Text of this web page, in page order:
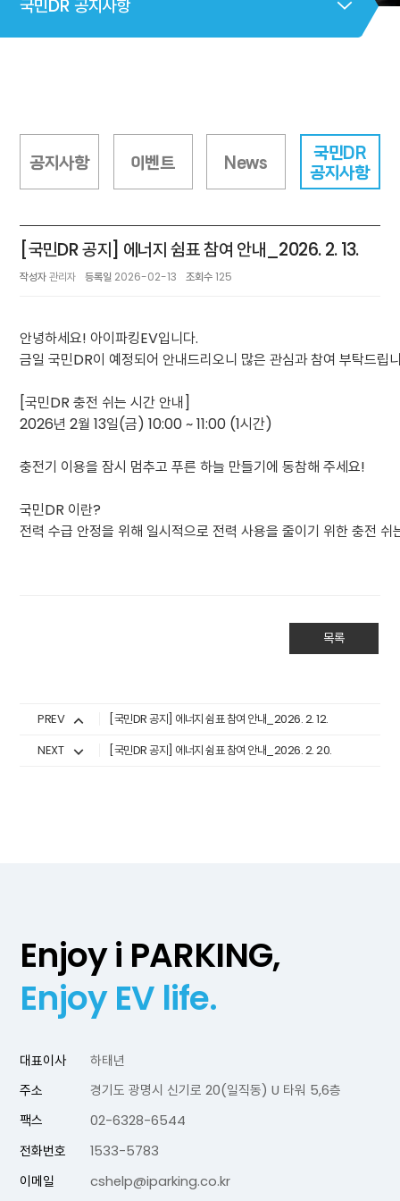
국민DR 공지사항
공지사항 이벤트 News
국민DR
공지사항
[국민DR 공지] 에너지 쉼표 참여 안내_2026. 2. 13.
작성자관리자 등록일 2026-02-13 조회수125
안녕하세요! 아이파킹EV입니다.
금일 국민DR이 예정되어 안내드리오니 많은 관심과 참여 부탁드립
[국민DR 충전 쉬는 시간 안내]
2026년 2월 13일(금) 10:00 ~ 11:00 (1시간)
충전기 이용을 잠시 멈추고 푸른 하늘 만들기에 동참해 주세요!
국민DR 이란?
전력 수급 안정을 위해 일시적으로 전력 사용을 줄이기 위한 충전 쉬
목록
PREV
[국민DR 공지] 에너지 쉼표 참여 안내_2026. 2. 12.
NEXT
[국민DR 공지] 에너지 쉼표 참여 안내_2026. 2. 20.
Enjoy i PARKING,
Enjoy EV life.
대표이사
하태년
주소
경기도 광명시 신기로 20(일직동) U 타워 5,6층
팩스
02-6328-6544
전화번호
1533-5783
이메일
cshelp@iparking.co.kr